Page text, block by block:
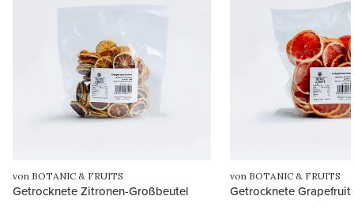
von BOTANIC & FRUITS
Getrocknete Zitronen-Großbeutel
von BOTANIC & FRUITS
Getrocknete